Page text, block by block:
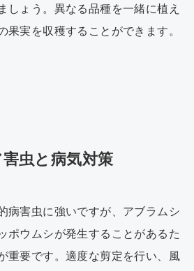
しょう。異なる品種を一緒に植え
果実を収穫することができます。
虫と病気対策
病害虫に強いですが、アブラムシ
ポウムシが発生することがあるた
重要です。適度な剪定を行い、風